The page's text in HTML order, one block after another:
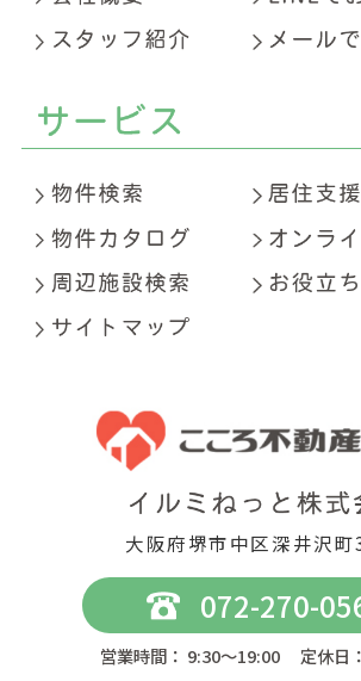
大阪府堺市中区深井沢
072-270-
営業時間： 9:30～19:00 定休日